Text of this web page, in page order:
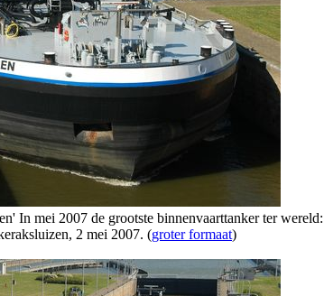
In mei 2007 de grootste binnenvaarttanker ter wereld:
2 mei 2007. (groter formaat)